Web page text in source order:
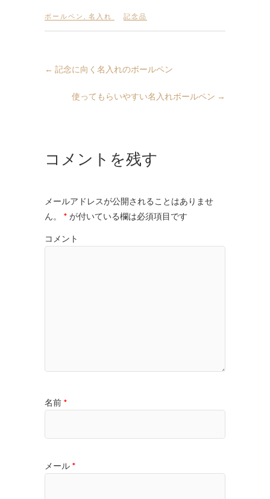
ボールペン 名入れ 記念品
← 記念に向く名入れのボールペン
使ってもらいやすい名入れボールペン →
コメントを残す
メールアドレスが公開されることはありませ
ん。
* が付いている欄は必須項目です
コメント
名前 *
メール *